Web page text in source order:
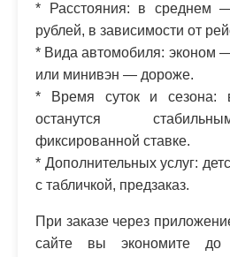
* Расстояния: в среднем
рублей, в зависимости от
* Вида автомобиля: эконом
или минивэн — дороже.
* Время суток и сезона:
останутся
фиксированной ставке.
* Дополнительных услуг:
с табличкой, предзаказ.
При заказе через
сайте вы экономите